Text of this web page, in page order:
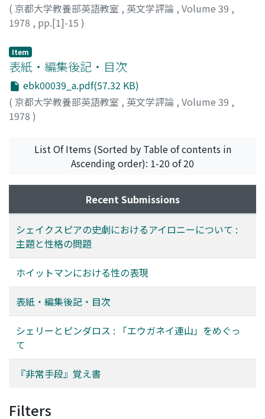
( 京都大学教養部英語教室 , 英文学評論 , Volume 39 ,
1978 , pp.[1]-15 )
Item
表紙・編集後記・目次
ebk00039_a.pdf(57.32 KB)
( 京都大学教養部英語教室 , 英文学評論 , Volume 39 ,
1978 )
List Of Items (Sorted by Table of contents in
Ascending order): 1-20 of 20
Recent Submissions
シェイクスピアの史劇におけるアイロニーについて :
主題と性格の問題
ホイットマンにおける性の表現
表紙・編集後記・目次
シェリーとピンダロス : 「エウガネイ連山」をめぐっ
て
『非常手段』覚え書
Filters